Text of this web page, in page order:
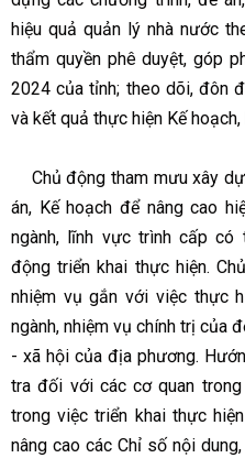
hiệu quả quản lý nhà nước
thẩm quyền phê duyệt, góp
2024 của tỉnh; theo dõi, đôn
và kết quả thực hiện Kế
Chủ động tham mưu xây
án, Kế hoạch để nâng cao
ngành, lĩnh vực trình cấp có
động triển khai thực hiện.
nhiệm vụ gắn với việc thực
ngành, nhiệm vụ chính trị của
- xã hội của địa phương.
tra đối với các cơ quan trong
trong việc triển khai thực
nâng cao các Chỉ số nội